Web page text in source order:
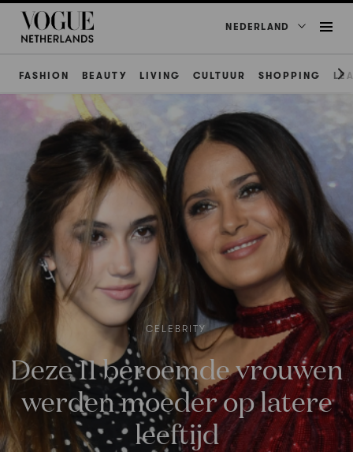
NEDERLAND
FASHION BEAUTY LIVING CULTUUR SHOPPING
CELEBRITY
Deze 11 beroemde vrouwen
werden moeder op latere
leeftijd